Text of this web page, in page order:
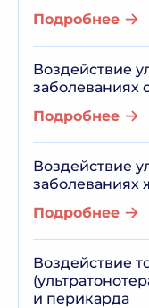
Подробнее
Воздействие
заболеваниях
Подробнее
Воздействие
заболеваниях
Подробнее
Воздействие
и перикарда